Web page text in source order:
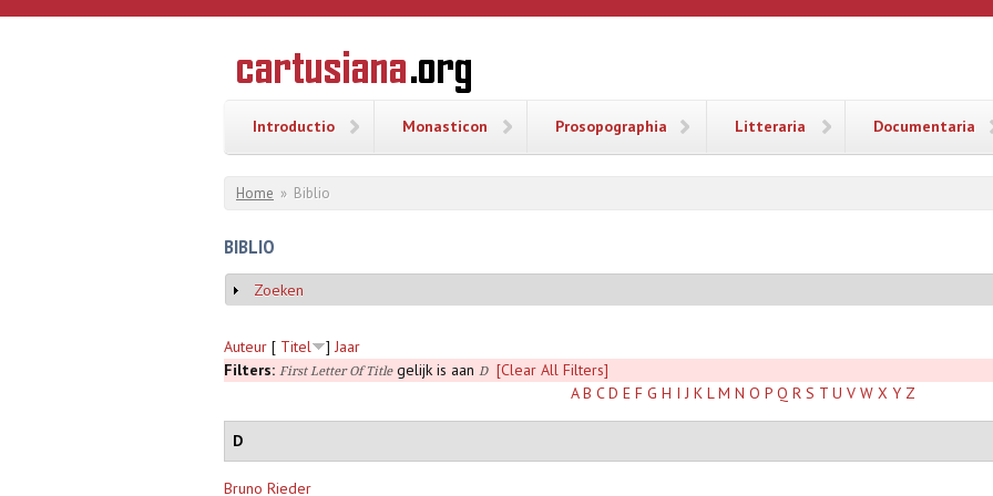
Overslaan en naar de inhoud gaan
CARTUSIANA
Geschiedenis
van de
Introductio Monasticon Prosopographia Litteraria Documentaria
U bent hier
Home » Biblio
BIBLIO
Weergeven
Zoeken
Auteur [ Titel ] Jaar
Filters: First Letter Of Titlegelijk is aan D
[Clear All Filters]
A B C D E F G H I J K L M N O P Q R S T U V W X Y Z
D
Bruno Rieder